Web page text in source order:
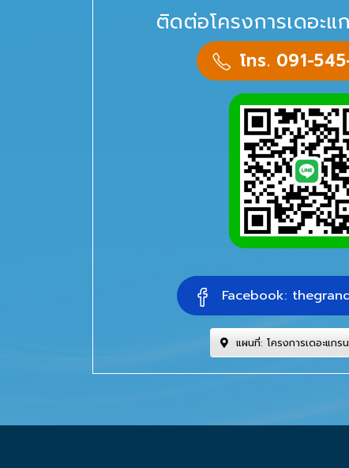
ติดต่อโครงการเดอะ
โทร. 091-
Facebook:
แผนที่: โครงการเดอะแก